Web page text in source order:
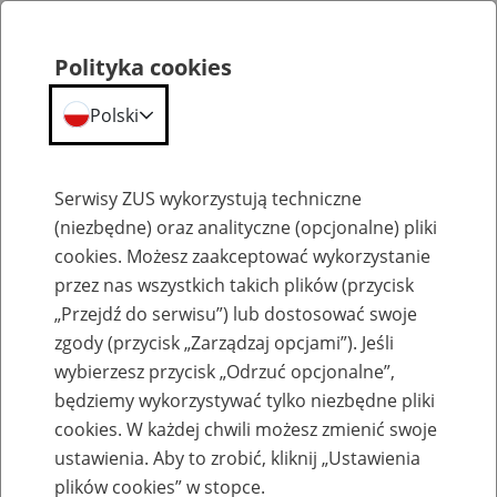
Emerytury
Baza zlikwidowanych lub
przekształconych zakładów pracy
Polityka cookies
Polski
Serwisy ZUS wykorzystują techniczne
(niezbędne) oraz analityczne (opcjonalne) pliki
cookies. Możesz zaakceptować wykorzystanie
przez nas wszystkich takich plików (przycisk
„Przejdź do serwisu”) lub dostosować swoje
zgody (przycisk „Zarządzaj opcjami”). Jeśli
wybierzesz przycisk „Odrzuć opcjonalne”,
będziemy wykorzystywać tylko niezbędne pliki
cookies. W każdej chwili możesz zmienić swoje
ustawienia. Aby to zrobić, kliknij „Ustawienia
plików cookies” w stopce.